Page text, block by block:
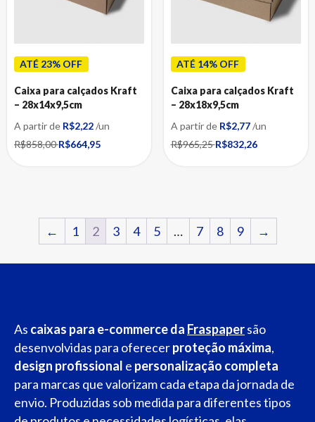
ATÉ 23% OFF
Caixa para calçados Kraft
– 28x14x9,5cm
A partir de R$2,22/un
R$858,00R$664,95
ATÉ 14% OFF
Caixa para calçados Kraft
– 28x18x9,5cm
A partir de R$2,77/un
R$965,25R$832,26
← 1 2 3 4 5 … 7 8 9 →
As caixas para e-commerce da Fraspapersão
desenvolvidas para oferecerproteção máxima,
design profissional e personalização completa
para marcas que valorizam cada etapa da jornada de
envio. Produzidas sob medida para diferentes tipos